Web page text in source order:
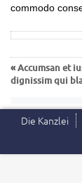
commodo
«Accumsan et
dignissim qui
Die Kanzlei